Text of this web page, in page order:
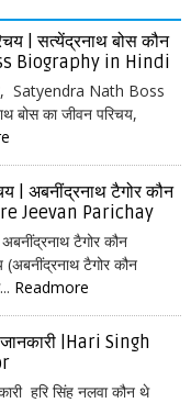
| सत्येंद्रनाथ बोस कौन
Biography in Hindi
Satyendra Nath Boss
बोस का जीवन परिचय,
| अबनींद्रनाथ टैगोर कौन
Jeevan Parichay
टैगोर कौन
टैगोर कौन
Readmore
|Hari Singh
हरि सिंह नलवा कौन थे